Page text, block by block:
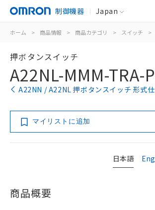
制御機器 Japan
ホーム > 商品情報 > 商品カテゴリ > スイッチ >
押ボタンスイッチ
A22NL-MMM-TRA-
A22NN / A22NL 押ボタンスイッチ 形式
マイリストに追加
日本語
商品概要